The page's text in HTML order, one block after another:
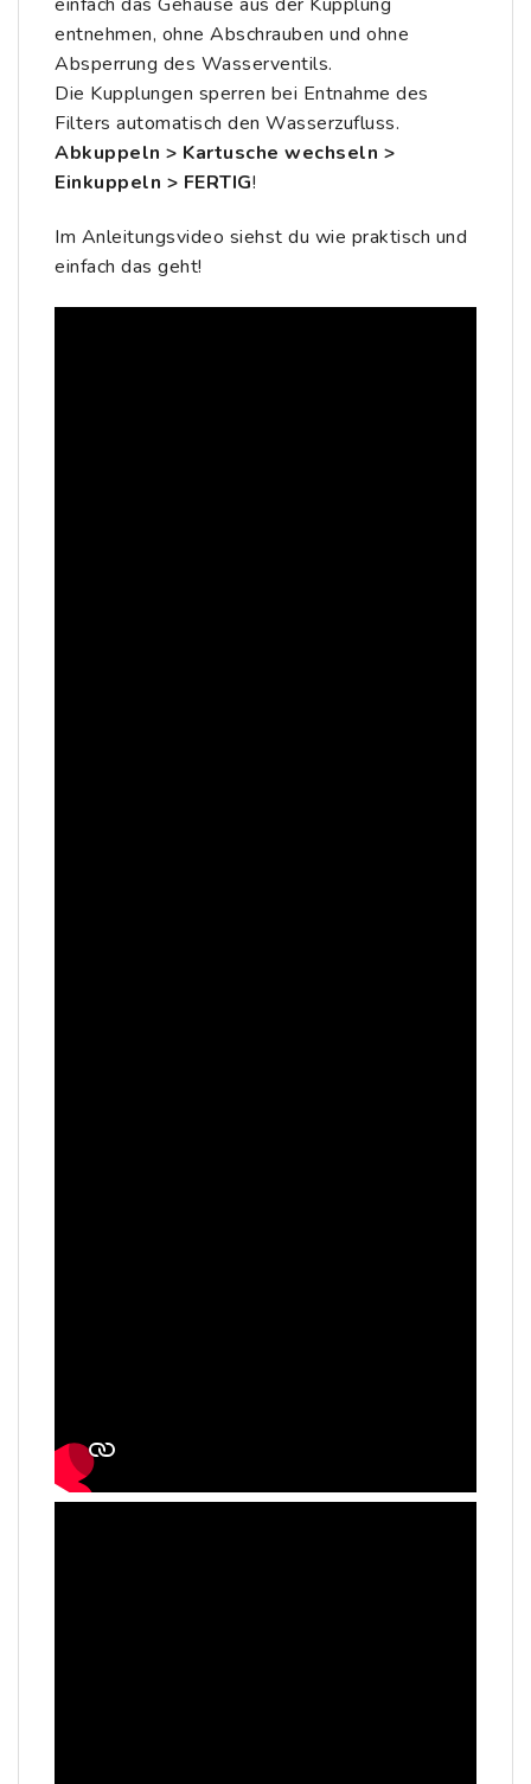
entnehmen, ohne Abschrauben und ohne
Absperrung des Wasserventils.
Die Kupplungen sperren bei Entnahme des
Filters automatisch den Wasserzufluss.
Abkuppeln > Kartusche wechseln >
Einkuppeln > FERTIG!
Im Anleitungsvideo siehst du wie praktisch und
einfach das geht!